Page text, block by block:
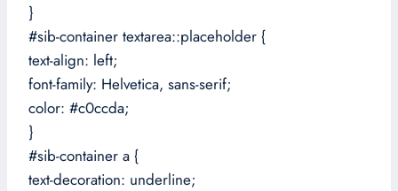
}
#sib-container textarea::placeholder {
text-align: left;
font-family: Helvetica, sans-serif;
color: #c0ccda;
}
#sib-container a {
text-decoration: underline;